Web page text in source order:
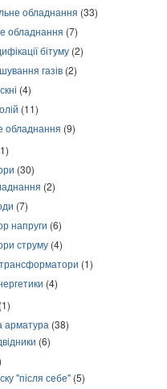
обладнання (33)
обладнання (7)
бітуму (2)
газів (2)
(4)
(11)
обладнання (9)
(30)
(2)
(7)
напруги (6)
струму (4)
трансформатори (1)
(4)
(1)
арматура (38)
(6)
"після себе" (5)